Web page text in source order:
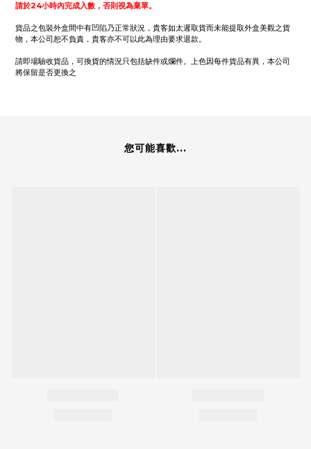
請於24小時內完成入數，否則視為棄單。
貨品之包裝外盒間中有凹陷乃正常狀況，貴客如太遲取貨而未能提取外盒美觀之貨
物，本公司恕不負責，貴客亦不可以此為理由要求退款。
請即場驗收貨品，可換貨的情況只包括缺件或爛件。上色因每件貨品有異，本公司
將保留是否更換之
您可能喜歡...